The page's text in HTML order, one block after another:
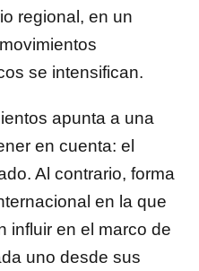
regional, en un
se intensifican.
apunta a una
en cuenta: el
Al contrario, forma
en la que
influir en el marco de
uno desde sus